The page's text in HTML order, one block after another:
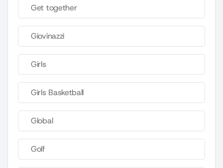
Get together
Giovinazzi
Girls
Girls Basketball
Global
Golf